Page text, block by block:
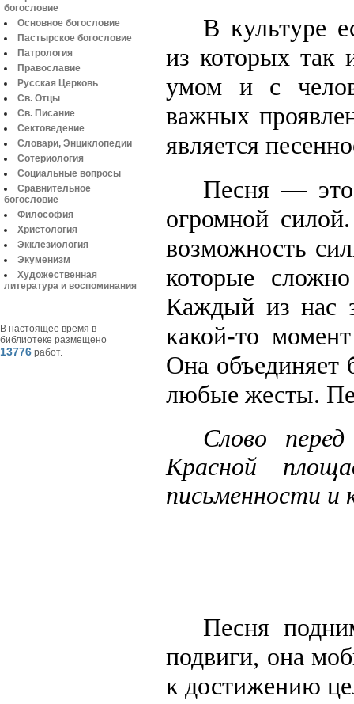
богословие
Основное богословие
Пастырское богословие
Патрология
Православие
Русская Церковь
Св. Отцы
Св. Писание
Сектоведение
Словари, Энциклопедии
Сотериология
Социальные вопросы
Сравнительное
богословие
Философия
Христология
Экклезиология
Экуменизм
Художественная
литература и воспоминания
В настоящее время в
библиотеке размещено
13776 работ.
В культуре
из которых так
умом и с
важных
является
Песня — это
огромной
возможность
которые
Каждый из нас
какой-то
Она
любые жесты.
Слово
Красной
письменности и
Песня
подвиги, она
к достижению